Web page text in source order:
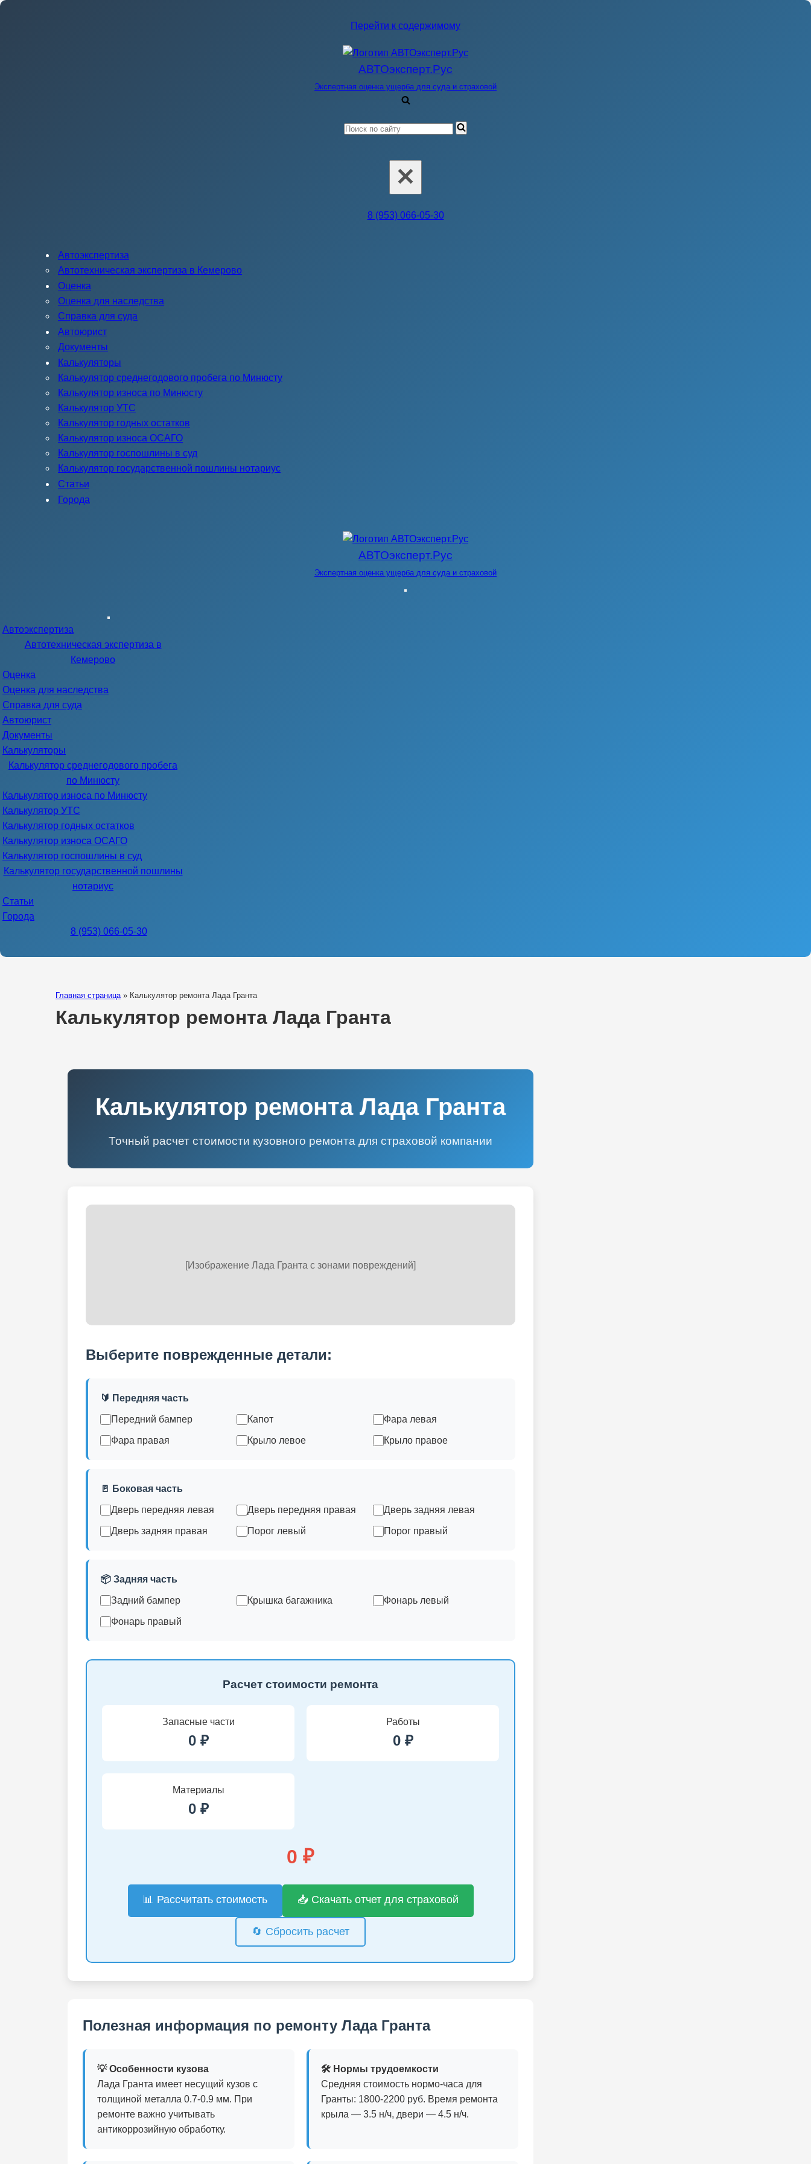
Перейти к содержимому
АВТОэксперт.Рус
Экспертная оценка ущерба для суда и страховой
Искать...
8 (953) 066-05-30
Автоэкспертиза
Автотехническая экспертиза в Кемерово
Оценка
Оценка для наследства
Справка для суда
Автоюрист
Документы
Калькуляторы
Калькулятор среднегодового пробега по Минюсту
Калькулятор износа по Минюсту
Калькулятор УТС
Калькулятор годных остатков
Калькулятор износа ОСАГО
Калькулятор госпошлины в суд
Калькулятор государственной пошлины нотариус
Статьи
Города
АВТОэксперт.Рус
Экспертная оценка ущерба для суда и страховой
Меню
Меню
Автоэкспертиза
Автотехническая экспертиза в
Кемерово
Оценка
Оценка для наследства
Справка для суда
Автоюрист
Документы
Калькуляторы
Калькулятор среднегодового пробега
по Минюсту
Калькулятор износа по Минюсту
Калькулятор УТС
Калькулятор годных остатков
Калькулятор износа ОСАГО
Калькулятор госпошлины в суд
Калькулятор государственной пошлины
нотариус
Статьи
Города
8 (953) 066-05-30
Главная страница» Калькулятор ремонта Лада Гранта
Калькулятор ремонта Лада Гранта
Калькулятор ремонта Лада Гранта
Точный расчет стоимости кузовного ремонта для страховой компании
[Изображение Лада Гранта с зонами повреждений]
Выберите поврежденные детали:
🔰 Передняя часть
Передний бампер Капот Фара левая
Фара правая Крыло левое Крыло правое
🚪 Боковая часть
Дверь передняя левая Дверь передняя правая Дверь задняя левая
Дверь задняя правая Порог левый Порог правый
📦 Задняя часть
Задний бампер Крышка багажника Фонарь левый
Фонарь правый
Расчет стоимости ремонта
Запасные части
0 ₽
Работы
0 ₽
Материалы
0 ₽
0 ₽
📊 Рассчитать стоимость 📥 Скачать отчет для страховой
🔄 Сбросить расчет
Полезная информация по ремонту Лада Гранта
💡 Особенности кузова
Лада Гранта имеет несущий кузов с
толщиной металла 0.7-0.9 мм. При
ремонте важно учитывать
антикоррозийную обработку.
🛠️ Нормы трудоемкости
Средняя стоимость нормо-часа для
Гранты: 1800-2200 руб. Время ремонта
крыла — 3.5 н/ч, двери — 4.5 н/ч.